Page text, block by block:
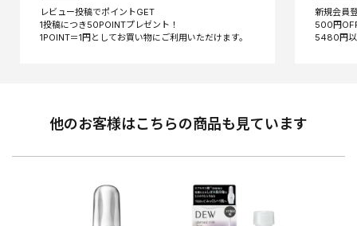
レビュー投稿でポイントGET
1投稿につき50POINTプレゼント！
新規会員
500円
他のお客様はこちらの商品も見ています